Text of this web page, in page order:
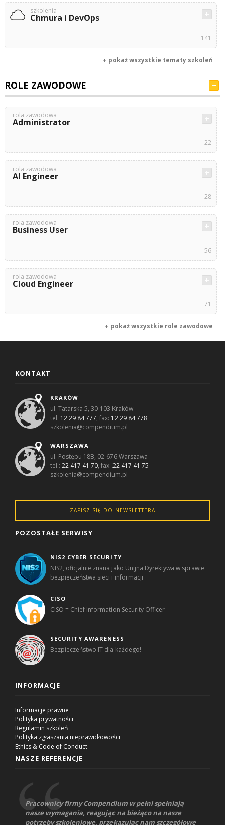
szkolenia
Chmura i DevOps
141
+ pokaż wszystkie tematy szkoleń
ROLE ZAWODOWE
rola zawodowa
Administrator
22
rola zawodowa
AI Engineer
28
rola zawodowa
Business User
56
rola zawodowa
Cloud Engineer
71
+ pokaż wszystkie role zawodowe
KONTAKT
KRAKÓW
ul. Tatarska 5, 30-103 Kraków
tel: 12 29 84 777, fax: 12 29 84 778
szkolenia@compendium.pl
WARSZAWA
ul. Postępu 18B, 02-676 Warszawa
tel.:22 417 41 70, fax:22 417 41 75
szkolenia@compendium.pl
ZAPISZ SIĘ DO NEWSLETTERA
POZOSTAŁE SERWISY
NIS2 CYBER SECURITY
NIS2, oficjalnie znana jako Unijna Dyrektywa w sprawie
bezpieczeństwa sieci i informacji
CISO
CISO = Chief Information Security Officer
SECURITY AWARENESS
Bezpieczeństwo IT dla każdego!
INFORMACJE
Informacje prawne
Polityka prywatności
Regulamin szkoleń
Polityka zgłaszania nieprawidłowości
Ethics & Code of Conduct
NASZE REFERENCJE
Pracownicy firmy Compendium w pełni spełniają
nasze wymagania, reagując na bieżąco na nasze
potrzeby szkoleniowe, przekazując nam szczegółowe